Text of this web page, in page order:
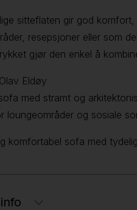
sitteflaten gir god
resepsjoner eller som
gjør den enkel å
Eldøy
med stramt og
loungeområder og sosiale
komfortabel sofa med